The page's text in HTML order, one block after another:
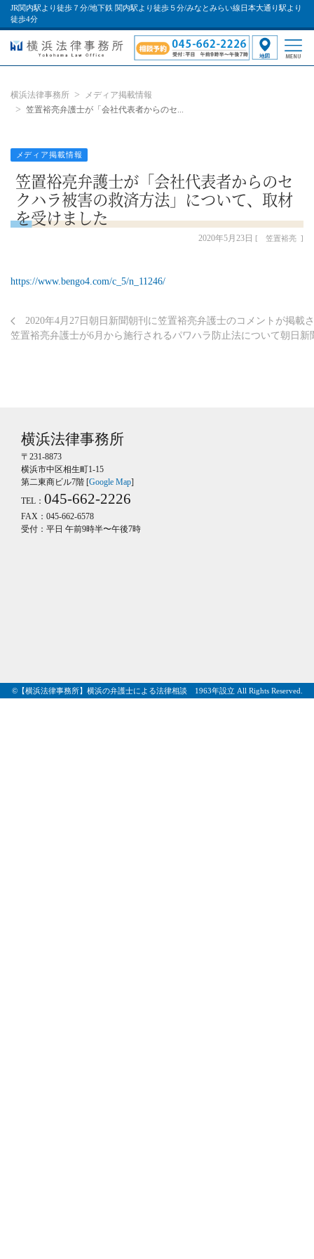
JR関内駅より徒歩７分/地下鉄 関内駅より徒歩５分/みなとみらい線日本大通り駅より
徒歩4分
横浜法律事務所
メディア掲載情報
笠置裕亮弁護士が「会社代表者からのセ...
メディア掲載情報
笠置裕亮弁護士が「会社代表者からのセ
クハラ被害の救済方法」について、取材
を受けました
2020年5月23日 笠置裕亮
https://www.bengo4.com/c_5/n_11246/
2020年4月27日朝日新聞朝刊に笠置裕亮弁護士のコメントが掲載
笠置裕亮弁護士が6月から施行されるパワハラ防止法について朝日
横浜法律事務所
〒231-8873
横浜市中区相生町1-15
第二東商ビル7階 [Google Map]
TEL： 045-662-2226
FAX：045-662-6578
受付：平日 午前9時半〜午後7時
©【横浜法律事務所】横浜の弁護士による法律相談 1963年設立 All Rights Reserved.